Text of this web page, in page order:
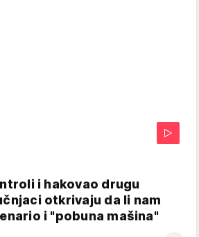
i hakovao drugu
otkrivaju da li nam
i "pobuna mašina"